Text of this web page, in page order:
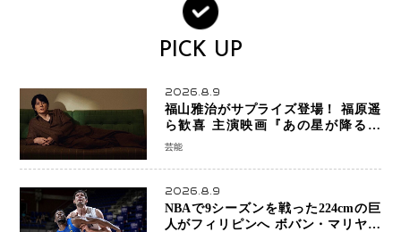
PICK UP
2026.8.9
福山雅治がサプライズ登場！ 福原遥
ら歓喜 主演映画『あの星が降る丘
で、君とまた出会いたい。』舞台あい
芸能
2026.8.9
NBAで9シーズンを戦った224cmの巨
人がフィリピンへ ボバン・マリヤノ